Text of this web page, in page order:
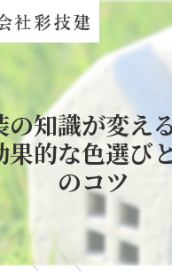
の知識が変え
果的な色選び
のコツ